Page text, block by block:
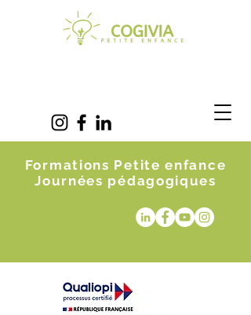
Formations Petite enfance
Journées pédagogiques